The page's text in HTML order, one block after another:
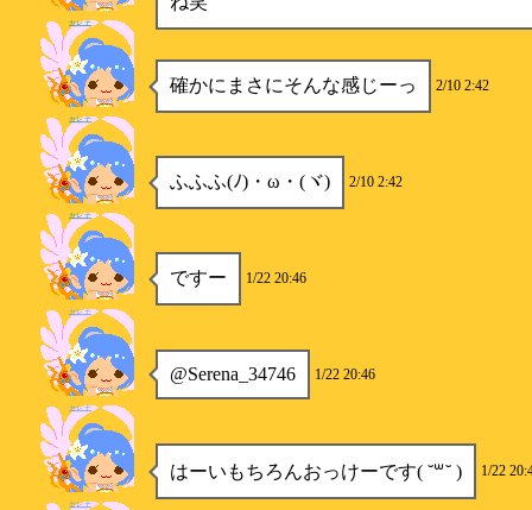
セレナ
確かにまさにそんな感じーっ 2/10 2:42
セレナ
ふふふ(ﾉ)・ω・(ヾ) 2/10 2:42
セレナ
ですー 1/22 20:46
セレナ
@Serena_34746 1/22 20:46
セレナ
はーいもちろんおっけーです( ˘꒳˘ ) 1/22
セレナ